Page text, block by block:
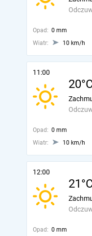
Opad: 0 mm
Wiatr:
10 km/h
11:00
Opad: 0 mm
Wiatr:
10 km/h
12:00
Opad: 0 mm